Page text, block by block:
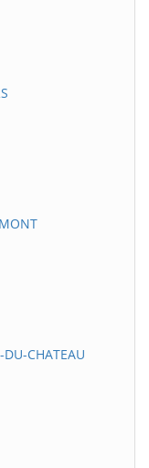
CHATEAU